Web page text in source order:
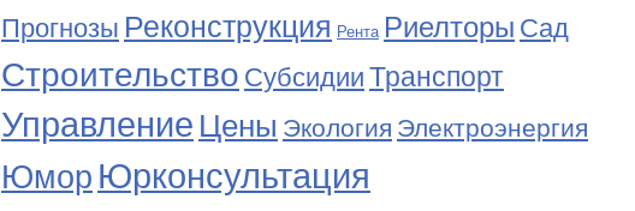
Прогнозы Реконструкция Рента Риелторы Сад
Строительство Субсидии Транспорт
Управление Цены Экология Электроэнергия
Юмор Юрконсультация